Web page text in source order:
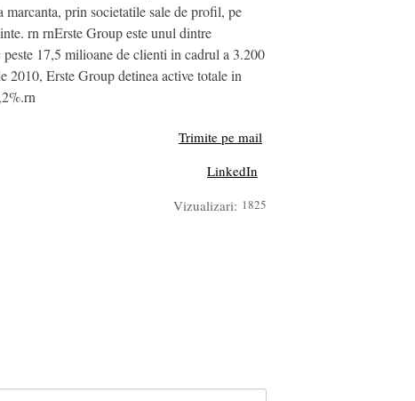
prin societatile sale de profil, pe
rn rnErste Group este unul dintre
17,5 milioane de clienti in cadrul a 3.200
Erste Group detinea active totale in
Trimite pe mail
LinkedIn
Vizualizari: 1825